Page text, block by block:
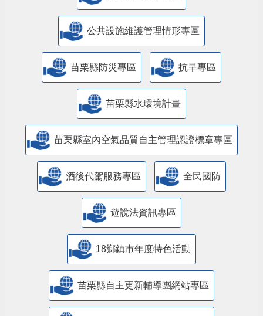
​公共設施維護管理情形專區
苗栗縣防災專區 抗旱專區
苗栗縣水環境計畫
苗栗縣室內空氣品質自主管理認證標章專區
酒後代駕服務專區 全民國防
遊說法資訊專區
18鄉鎮市年度特色活動
苗栗縣自主更新輔導團網站專區